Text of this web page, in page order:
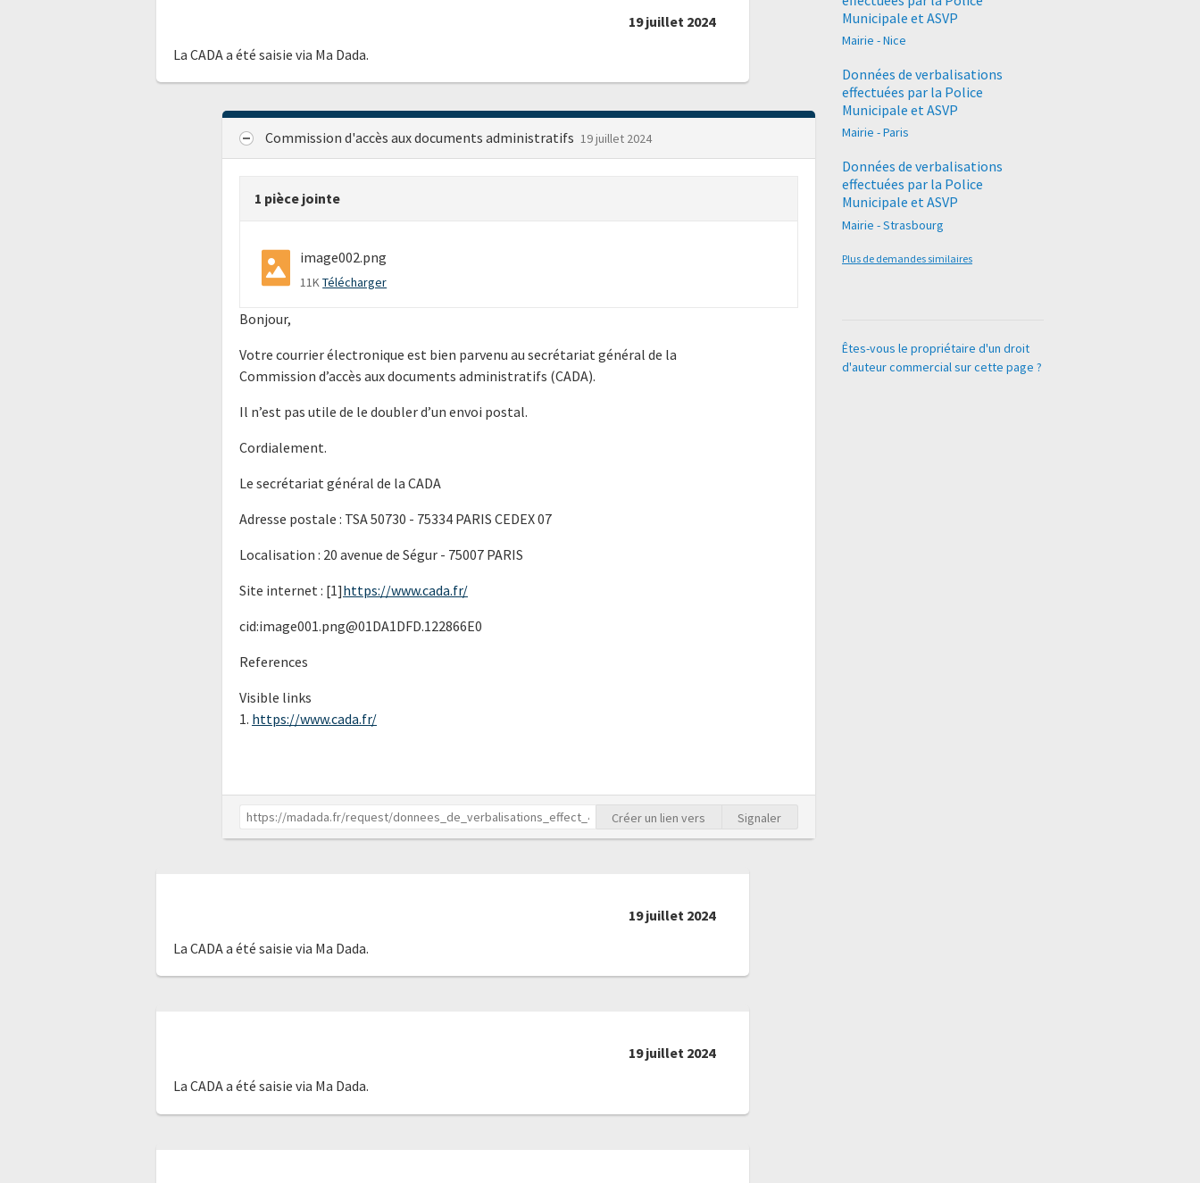
19 juillet 2024
La CADA a été saisie via Ma Dada.
Commission d'accès aux documents administratifs 19 juillet 2024
1 pièce jointe
image002.png
11KTélécharger
Bonjour,
Votre courrier électronique est bien parvenu au secrétariat général de la
Commission d’accès aux documents administratifs (CADA).
Il n’est pas utile de le doubler d’un envoi postal.
Cordialement.
Le secrétariat général de la CADA
Adresse postale : TSA 50730 - 75334 PARIS CEDEX 07
Localisation : 20 avenue de Ségur - 75007 PARIS
Site internet : [1]https://www.cada.fr/
cid:image001.png@01DA1DFD.122866E0
References
Visible links
1. https://www.cada.fr/
Créer un lien vers Signaler
19 juillet 2024
La CADA a été saisie via Ma Dada.
19 juillet 2024
La CADA a été saisie via Ma Dada.
Municipale et ASVP
Mairie - Nice
Données de verbalisations
effectuées par la Police
Municipale et ASVP
Mairie - Paris
Données de verbalisations
effectuées par la Police
Municipale et ASVP
Mairie - Strasbourg
Plus de demandes similaires
Êtes-vous le propriétaire d'un droit
d'auteur commercial sur cette page ?